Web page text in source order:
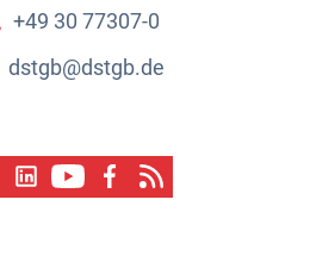
+49 30 77307-0
dstgb@dstgb.de